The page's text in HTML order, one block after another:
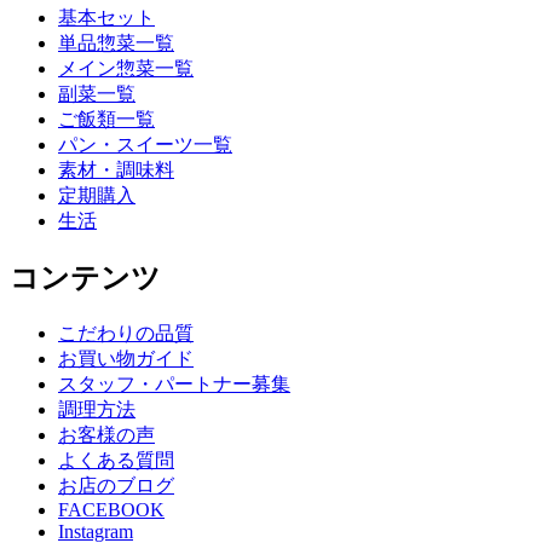
基本セット
単品惣菜一覧
メイン惣菜一覧
副菜一覧
ご飯類一覧
パン・スイーツ一覧
素材・調味料
定期購入
生活
コンテンツ
こだわりの品質
お買い物ガイド
スタッフ・パートナー募集
調理方法
お客様の声
よくある質問
お店のブログ
FACEBOOK
Instagram